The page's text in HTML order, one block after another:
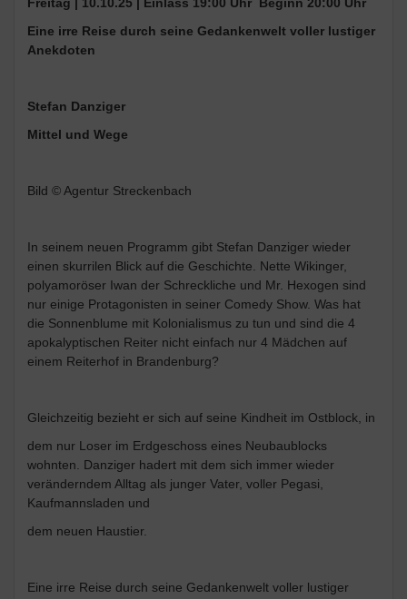
Eine irre Reise durch seine Gedankenwelt voller lustiger
Anekdoten
Stefan Danziger
Mittel und Wege
Bild © Agentur Streckenbach
In seinem neuen Programm gibt Stefan Danziger wieder
einen skurrilen Blick auf die Geschichte. Nette Wikinger,
polyamoröser Iwan der Schreckliche und Mr. Hexogen sind
nur einige Protagonisten in seiner Comedy Show. Was hat
die Sonnenblume mit Kolonialismus zu tun und sind die 4
apokalyptischen Reiter nicht einfach nur 4 Mädchen auf
einem Reiterhof in Brandenburg?
Gleichzeitig bezieht er sich auf seine Kindheit im Ostblock, in
dem nur Loser im Erdgeschoss eines Neubaublocks
wohnten. Danziger hadert mit dem sich immer wieder
veränderndem Alltag als junger Vater, voller Pegasi,
Kaufmannsladen und
dem neuen Haustier.
Eine irre Reise durch seine Gedankenwelt voller lustiger